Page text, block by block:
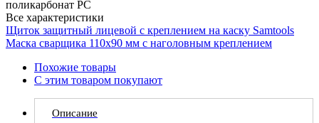
поликарбонат PC
Все характеристики
Щиток защитный лицевой с креплением на каску Samtools
Маска сварщика 110х90 мм с наголовным креплением
Похожие товары
С этим товаром покупают
Описание